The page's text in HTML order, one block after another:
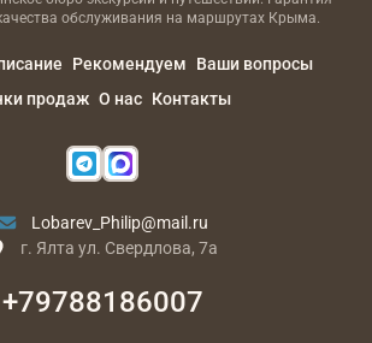
обслуживания на маршрутах Крыма.
Рекомендуем
Ваши вопросы
продаж О нас Контакты
Lobarev_Philip@mail.ru
г. Ялта ул. Свердлова, 7а
+79788186007